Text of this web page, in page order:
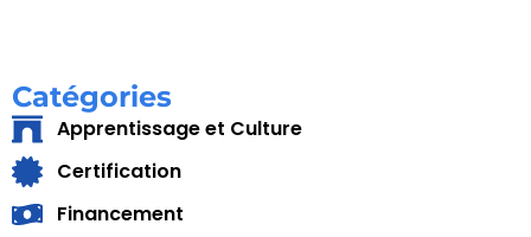
Catégories
Apprentissage et Culture
Certification
Financement